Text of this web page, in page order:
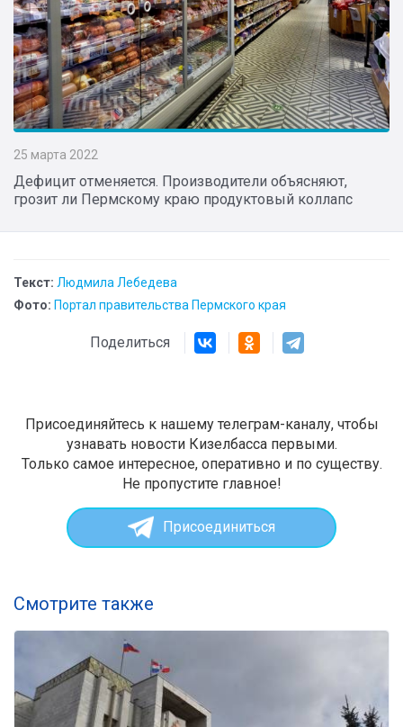
25 марта 2022
Дефицит отменяется. Производители объясняют,
грозит ли Пермскому краю продуктовый коллапс
Текст: Людмила Лебедева
Фото: Портал правительства Пермского края
Поделиться
Присоединяйтесь к нашему телеграм-каналу, чтобы
узнавать новости Кизелбасса первыми.
Только самое интересное, оперативно и по существу.
Не пропустите главное!
Присоединиться
Смотрите также